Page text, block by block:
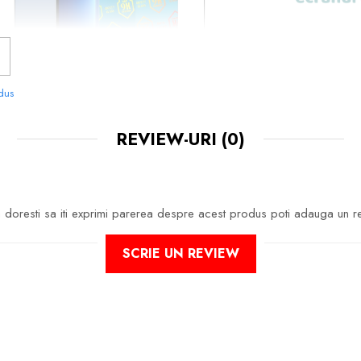
SUNTUSOR DE APLICATSI LE
CHIAR TU.
FOLOSIT IN PRODUCEREA FOLIILOR
O STIM CU TOTII, CI ESTENANO GLASS
REVIEW-URI (0)
doresti sa iti exprimi parerea despre acest produs poti adauga un
SCRIE UN REVIEW